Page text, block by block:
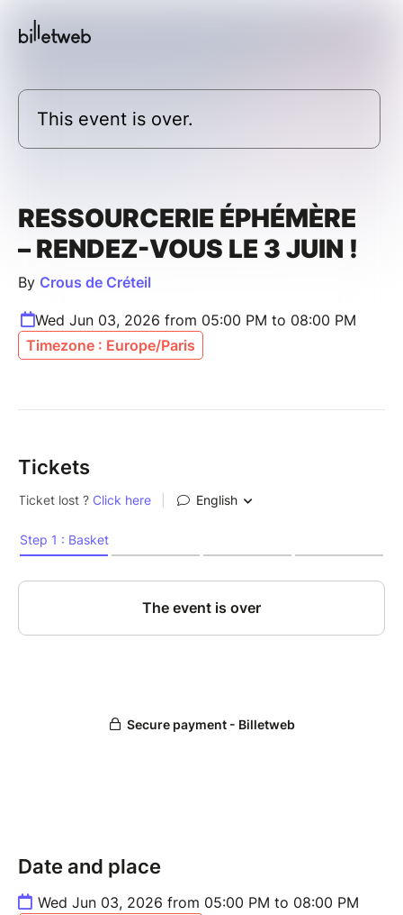
This event is over.
RESSOURCERIE ÉPHÉMÈRE
– RENDEZ-VOUS LE 3 JUIN !
By Crous de Créteil
Wed Jun 03, 2026 from 05:00 PM to 08:00 PM
Timezone : Europe/Paris
Tickets
Date and place
Wed Jun 03, 2026 from 05:00 PM to 08:00 PM